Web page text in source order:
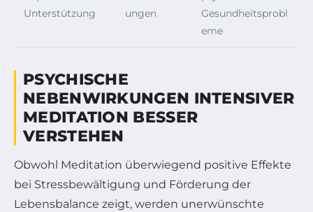
Unterstützung
ungen
Gesundheitsprobl
eme
PSYCHISCHE
NEBENWIRKUNGEN INTENSIVER
MEDITATION BESSER
VERSTEHEN
Obwohl Meditation überwiegend positive Effekte
bei Stressbewältigung und Förderung der
Lebensbalance zeigt, werden unerwünschte